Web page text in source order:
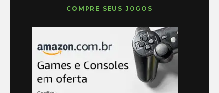
COMPRE SEUS JOGOS